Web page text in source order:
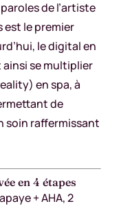
de l’artiste
est le premier
le digital en
se multiplier
en spa, à
de
soin raffermissant
en 4 étapes
+ AHA, 2